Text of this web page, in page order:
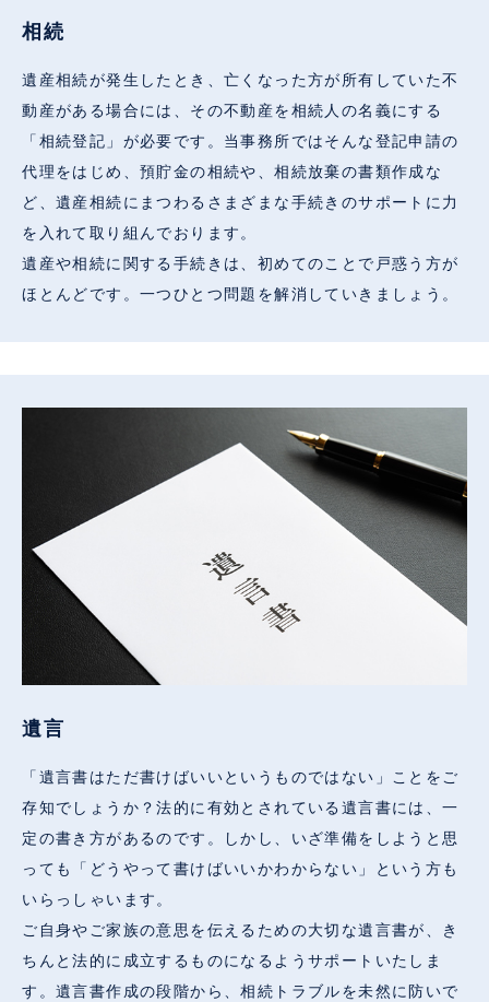
相続
遺産相続が発生したとき、亡くなった方が所有していた不
動産がある場合には、その不動産を相続人の名義にする
「相続登記」が必要です。当事務所ではそんな登記申請の
代理をはじめ、預貯金の相続や、相続放棄の書類作成な
ど、遺産相続にまつわるさまざまな手続きのサポートに力
を入れて取り組んでおります。
遺産や相続に関する手続きは、初めてのことで戸惑う方が
ほとんどです。一つひとつ問題を解消していきましょう。
遺言
「遺言書はただ書けばいいというものではない」ことをご
存知でしょうか？法的に有効とされている遺言書には、一
定の書き方があるのです。しかし、いざ準備をしようと思
っても「どうやって書けばいいかわからない」という方も
いらっしゃいます。
ご自身やご家族の意思を伝えるための大切な遺言書が、き
ちんと法的に成立するものになるようサポートいたしま
す。遺言書作成の段階から、相続トラブルを未然に防いで